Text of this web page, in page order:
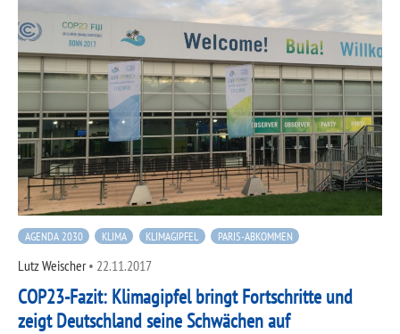
AGENDA 2030 KLIMA KLIMAGIPFEL PARIS-ABKOMMEN
Lutz Weischer• 22.11.2017
COP23-Fazit: Klimagipfel bringt Fortschritte und
zeigt Deutschland seine Schwächen auf